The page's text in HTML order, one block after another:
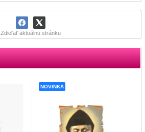
Zdieľať aktuálnu stránku
NOVINKA